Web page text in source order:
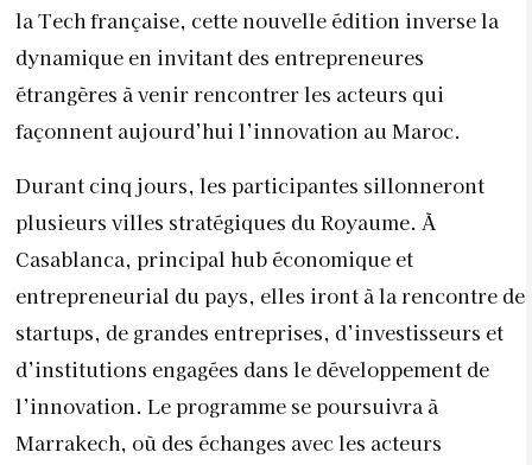
la Tech française, cette nouvelle édition inverse la
dynamique en invitant des entrepreneures
étrangères à venir rencontrer les acteurs qui
façonnent aujourd’hui l’innovation au Maroc.
Durant cinq jours, les participantes sillonneront
plusieurs villes stratégiques du Royaume. À
Casablanca, principal hub économique et
entrepreneurial du pays, elles iront à la rencontre de
startups, de grandes entreprises, d’investisseurs et
d’institutions engagées dans le développement de
l’innovation. Le programme se poursuivra à
Marrakech, où des échanges avec les acteurs